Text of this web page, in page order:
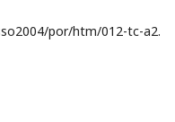
por/htm/012-tc-a2.